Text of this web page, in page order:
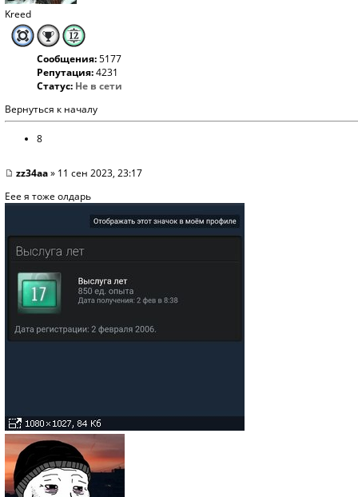
Kreed
Сообщения:5177
Репутация:4231
Статус: Не в сети
Вернуться к началу
8
zz34aa» 11 сен 2023, 23:17
Еее я тоже олдарь